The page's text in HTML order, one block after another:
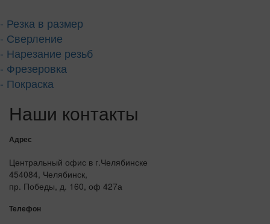
- Резка в размер
- Сверление
- Нарезание резьб
- Фрезеровка
- Покраска
Наши контакты
Адрес
Центральный офис в г.Челябинске
454084, Челябинск,
пр. Победы, д. 160, оф 427а
Телефон